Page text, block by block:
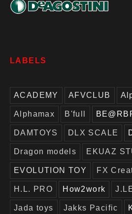
LABELS
ACADEMY AFVCLUB
Alphamax B'full
DAMTOYS DLX SCALE
Dragon models EKUAZ
EVOLUTION TOY FX
H.L. PRO How2work
Jada toys Jakks Pacific